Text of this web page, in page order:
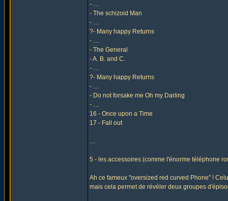
- …
- The schizoid Man
- …
?- Many happy Returns
- …
- The General
- A. B. and C.
- …
?- Many happy Returns
- …
- Do not forsake me Oh my Darling
- …
16 - Once upon a Time
17 - Fall out
…
5 - les accessoires (comme l'énorme téléphone
Ah ce fameux "oversized red curved Phone" !
mais cela permet de révéler deux groupes